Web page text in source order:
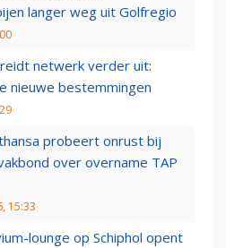
langer weg uit Golfregio
netwerk verder uit:
nieuwe bestemmingen
probeert onrust bij
over overname TAP
15:33
lounge op Schiphol opent